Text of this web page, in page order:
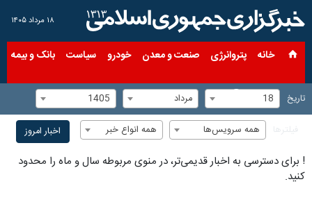
۱۸ مرداد ۱۴۰۵
خانه پتروانرژی صنعت و معدن خودرو سیاست بانک و بیمه
تاریخ 18 مرداد 1405
همه سرویس‌ها همه انواع خبر اخبار امروز
! برای دسترسی به اخبار قدیمی‌تر، در منوی مربوطه سال و ماه را محدود
کنید.